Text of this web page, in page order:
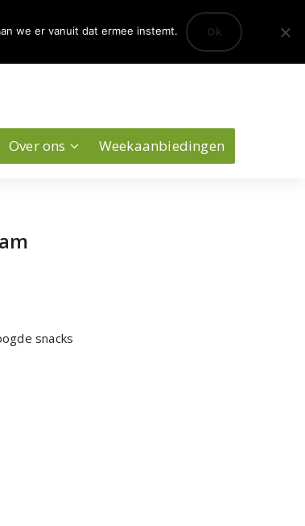
Account 0
Over ons Weekaanbiedingen
snacks
we er vanuit dat ermee instemt. Ok